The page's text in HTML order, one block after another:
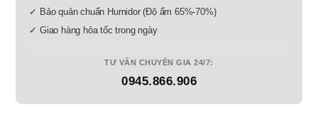
✓ Bảo quản chuẩn Humidor (Độ ẩm 65%-70%)
✓ Giao hàng hỏa tốc trong ngày
TƯ VẤN CHUYÊN GIA 24/7:
0945.866.906